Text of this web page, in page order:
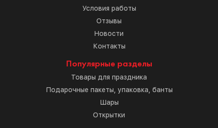
Условия работы
Отзывы
Новости
Контакты
Популярные разделы
Товары для праздника
Подарочные пакеты, упаковка, банты
Шары
Открытки